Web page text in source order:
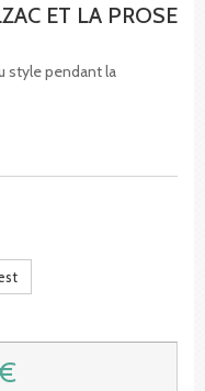
ET LA PROSE
style pendant la